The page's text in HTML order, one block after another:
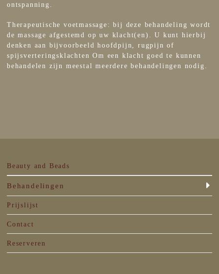
ontspanning.
Therapeutische voetmassage: bij deze behandeling wordt
de massage afgestemd op uw klacht(en). U kunt hierbij
denken aan bijvoorbeeld hoofdpijn, rugpijn of
spijsverteringsklachten Om een klacht goed te kunnen
behandelen zijn meestal meerdere behandelingen nodig.
Beauty and Beads
Behandelingen
Prijslijst
Contact
Reserveren